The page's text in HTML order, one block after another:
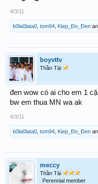
4/3/11
b0la0lata0 tom94 Kiep_Đo_Đen
boyvttv
Thần Tài
đen wow có ai cho em 1
bw em thua MN wa ak
4/3/11
b0la0lata0 tom94 Kiep_Đo_Đen
meccy
Thần Tài
Perennial member